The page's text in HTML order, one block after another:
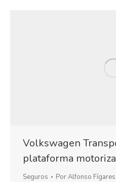
Volkswagen
plataforma
Seguros PorAlfonso Fígares